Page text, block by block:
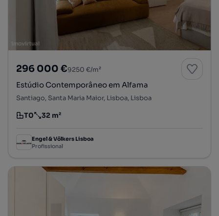
296 000 €9250 €/m²
Estúdio Contemporâneo em Alfama
Santiago, Santa Maria Maior, Lisboa, Lisboa
Tipologia
T0
Preço por metro quadrado
32 m²
Engel & Völkers Lisboa
Profissional